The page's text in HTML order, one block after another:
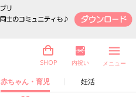
赤ちゃん・育児 妊活
SHOP 内祝い メニュー